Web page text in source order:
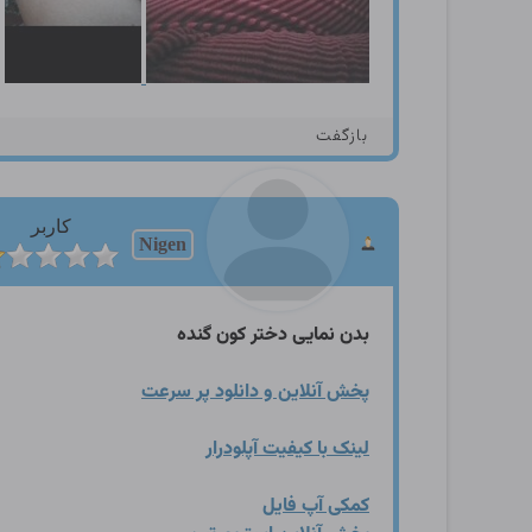
بازگفت
Nigen
کاربر
بدن نمایی دختر کون گنده
پخش آنلاین و دانلود پر سرعت
لینک با کیفیت آپلودرار
کمکی آپ فایل